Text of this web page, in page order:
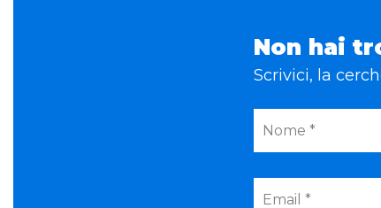
Non hai
Scrivici, la